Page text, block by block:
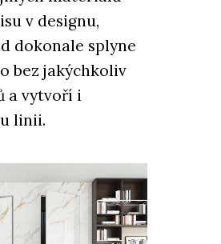
inspirovaná
v designu,
dokonale splyne
bez jakýchkoliv
a vytvoří i
linii.